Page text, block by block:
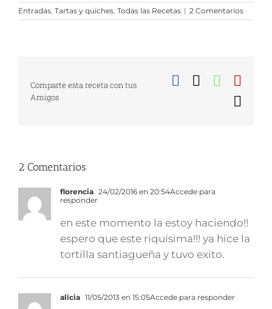
Entradas, Tartas y quiches, Todas las Recetas | 2 Comentarios
Comparte esta receta con tus
Amigos
Facebook
2 Comentarios
florencia 24/02/2016 en 20:54Accede para
responder
en este momento la estoy haciendo!!
espero que este riquísima!!! ya hice la
tortilla santiagueña y tuvo exito.
alicia 11/05/2013 en 15:05Accede para responder